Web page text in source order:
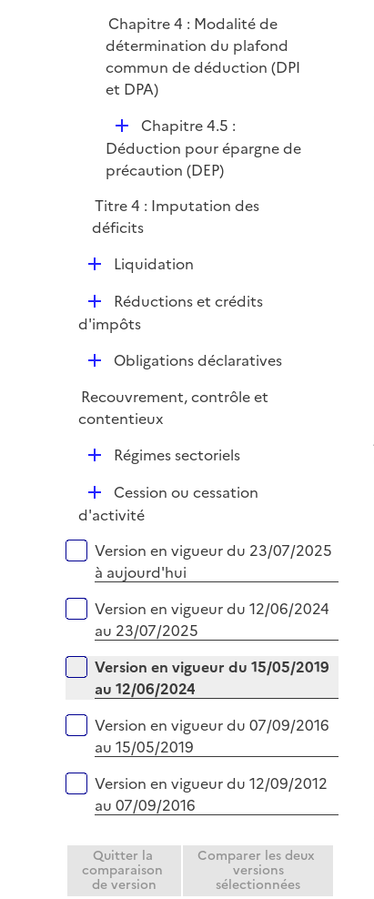
Chapitre 4 : Modalité de
détermination du plafond
commun de déduction (DPI
et DPA)
D
é
p
i
e
Chapitre 4.5 :
Déduction pour épargne de
précaution (DEP)
Titre 4 : Imputation des
déficits
D
l
r
Liquidation
D
é
e
r
Réductions et crédits
d'impôts
D
p
l
Obligations déclaratives
Recouvrement, contrôle et
contentieux
D
l
i
e
r
Régimes sectoriels
D
é
l
i
e
Cession ou cessation
d'activité
Versions sur la période
Version en vigueur du 23/07/2025
à aujourd'hui
Version en vigueur du 12/06/2024
au 23/07/2025
Version en vigueur du 15/05/2019
au 12/06/2024
Version en vigueur du 07/09/2016
au 15/05/2019
Version en vigueur du 12/09/2012
au 07/09/2016
Quitter la
comparaison
de version
Comparer les deux
versions
sélectionnées